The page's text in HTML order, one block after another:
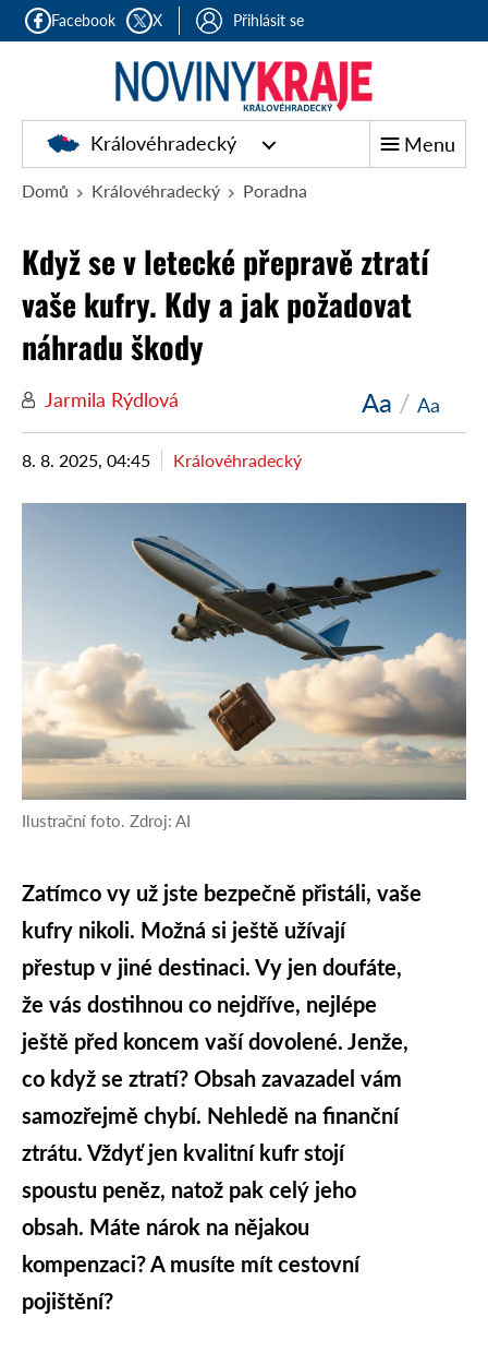
Facebook X Přihlásit se
Královéhradecký Menu
Domů Královéhradecký Poradna
Když se v letecké přepravě ztratí
vaše kufry. Kdy a jak požadovat
náhradu škody
Jarmila Rýdlová Aa / Aa
8. 8. 2025, 04:45 Královéhradecký
Ilustrační foto. Zdroj: AI
Zatímco vy už jste bezpečně přistáli, vaše
kufry nikoli. Možná si ještě užívají
přestup v jiné destinaci. Vy jen doufáte,
že vás dostihnou co nejdříve, nejlépe
ještě před koncem vaší dovolené. Jenže,
co když se ztratí? Obsah zavazadel vám
samozřejmě chybí. Nehledě na finanční
ztrátu. Vždyť jen kvalitní kufr stojí
spoustu peněz, natož pak celý jeho
obsah. Máte nárok na nějakou
kompenzaci? A musíte mít cestovní
pojištění?